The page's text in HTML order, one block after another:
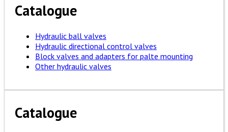
Catalogue
Hydraulic ball valves
Hydraulic directional control valves
Block valves and adapters for palte mounting
Other hydraulic valves
Catalogue